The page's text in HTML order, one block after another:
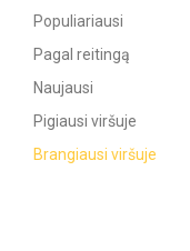
Populiariausi
Pagal reitingą
Naujausi
Pigiausi viršuje
Brangiausi viršuje